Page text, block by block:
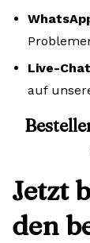
Live-
auf
Jetzt
den